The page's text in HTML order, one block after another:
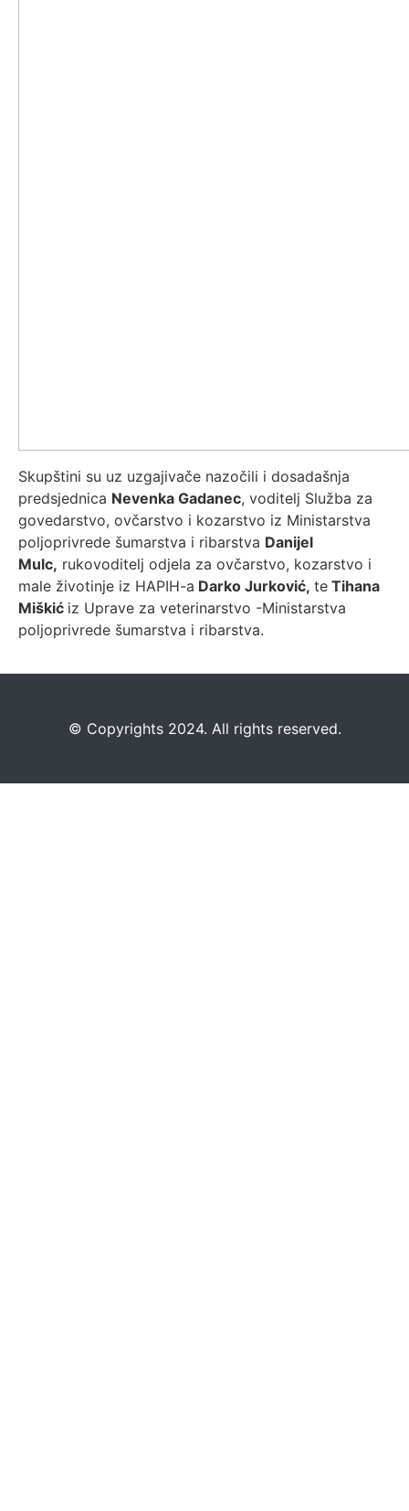
Skupštini su uz uzgajivače nazočili i dosadašnja
predsjednica Nevenka Gadanec, voditelj Služba za
govedarstvo, ovčarstvo i kozarstvo iz Ministarstva
poljoprivrede šumarstva i ribarstva Danijel
Mulc, rukovoditelj odjela za ovčarstvo, kozarstvo i
male životinje iz HAPIH-a Darko Jurković, te Tihana
Miškić iz Uprave za veterinarstvo -Ministarstva
poljoprivrede šumarstva i ribarstva.
©️ Copyrights 2024. All rights reserved.